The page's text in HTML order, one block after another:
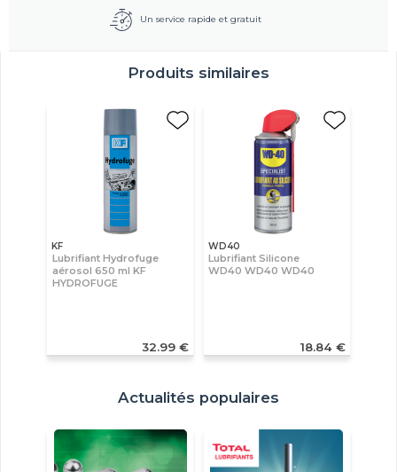
Un service rapide et gratuit
Produits similaires
KF
Lubrifiant Hydrofuge
aérosol 650 ml KF
HYDROFUGE
32.99 €
WD40
Lubrifiant Silicone
WD40 WD40 WD40
18.84 €
Actualités populaires